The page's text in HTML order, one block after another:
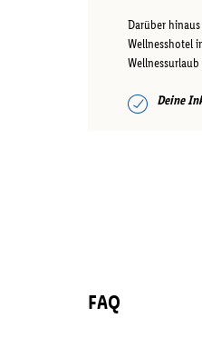
Darüber
Wellnesshotel
Deine
FAQ